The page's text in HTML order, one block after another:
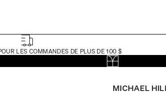
LES COMMANDES DE PLUS DE 100 $
MICHAEL